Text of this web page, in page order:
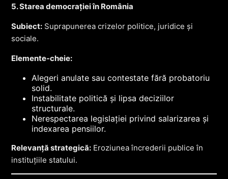
5. Starea democrației în România
Subiect: Suprapunerea crizelor politice, juridice și
sociale.
Elemente-cheie:
Alegeri anulate sau contestate fără probatoriu
solid.
Instabilitate politică și lipsa deciziilor
structurale.
Nerespectarea legislației privind salarizarea și
indexarea pensiilor.
Relevanță strategică: Eroziunea încrederii publice în
instituțiile statului.